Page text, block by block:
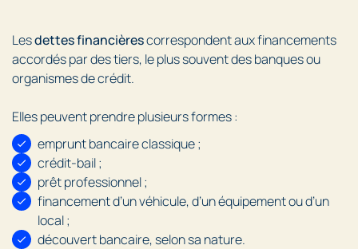
Lesdettes financièrescorrespondent aux financements
accordés par des tiers, le plus souvent des banques ou
organismes de crédit.
Elles peuvent prendre plusieurs formes :
emprunt bancaire classique ;
crédit-bail ;
prêt professionnel ;
financement d’un véhicule, d’un équipement ou d’un
local ;
découvert bancaire, selon sa nature.